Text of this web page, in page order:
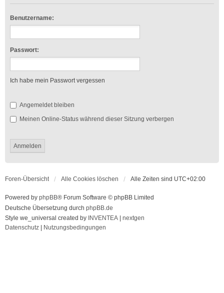
Benutzername:
Passwort:
Ich habe mein Passwort vergessen
Angemeldet bleiben
Meinen Online-Status während dieser Sitzung verbergen
Foren-Übersicht Alle Cookies löschen Alle Zeiten sind UTC+02:00
Powered by phpBB® Forum Software © phpBB Limited
Deutsche Übersetzung durch phpBB.de
Style we_universal created by INVENTEA
nextgen
Datenschutz
Nutzungsbedingungen